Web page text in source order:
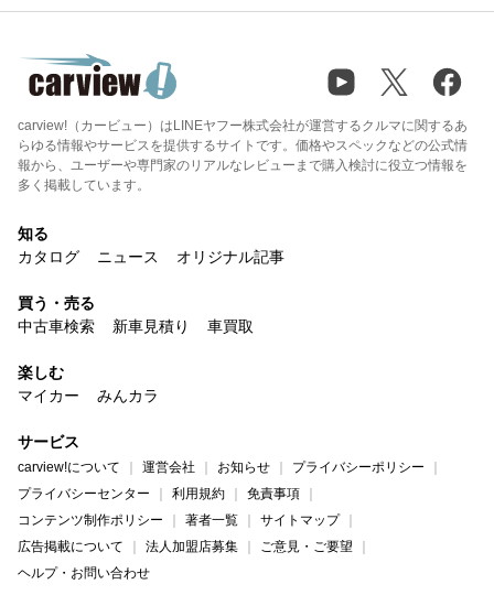
carview!（カービュー）はLINEヤフー株式会社が運営するクルマに関するあ
らゆる情報やサービスを提供するサイトです。価格やスペックなどの公式情
報から、ユーザーや専門家のリアルなレビューまで購入検討に役立つ情報を
多く掲載しています。
知る
カタログ
ニュース オリジナル記事
買う・売る
中古車検索
新車見積り 車買取
楽しむ
マイカー
みんカラ
サービス
carview!について 運営会社 お知らせ
プライバシーポリシー
プライバシーセンター
利用規約
免責事項
コンテンツ制作ポリシー
著者一覧
サイトマップ
広告掲載について
法人加盟店募集
ご意見・ご要望
ヘルプ・お問い合わせ